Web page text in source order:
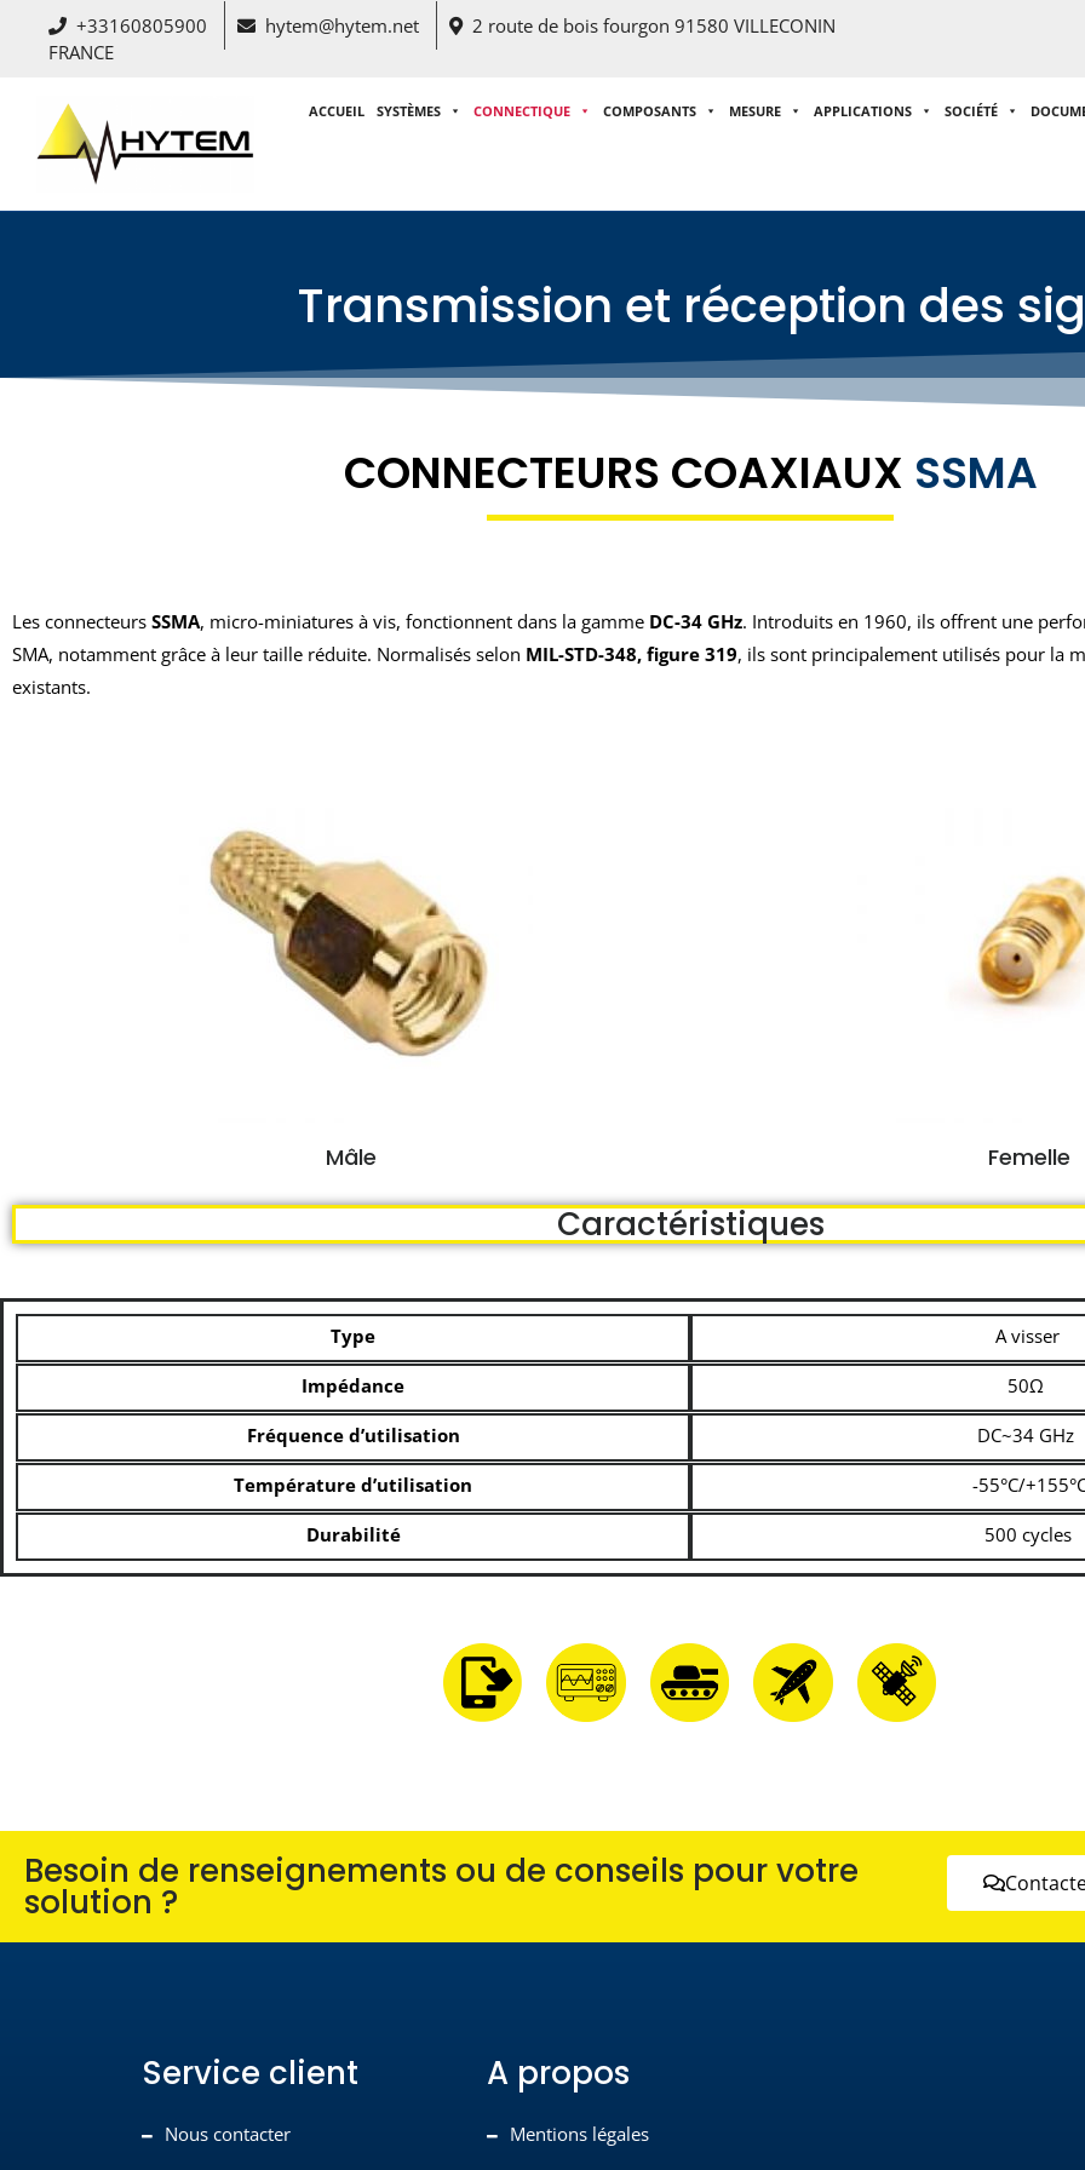
+33160805900 hytem@hytem.net
2 route de bois fourgon 91580 VILLECONIN
FRANCE
ACCUEIL SYSTÈMES CONNECTIQUE COMPOSANTS MESURE APPLICATIONS SOCIÉTÉ
Transmission et réception des
CONNECTEURS COAXIAUX SSMA
Les connecteurs SSMA, micro-miniatures à vis, fonctionnent dans la gamme DC-34 GHz. Introduits en 1960, ils offrent une
SMA, notamment grâce à leur taille réduite. Normalisés selon MIL-STD-348, figure 319, ils sont principalement utilisés pour la
existants.
Mâle Femelle
Caractéristiques
Type A visser
Impédance 50Ω
Fréquence d’utilisation DC~34 GHz
Température d’utilisation -55°C/
Durabilité 500 cycles
Besoin de renseignements ou de conseils pour votre
solution ?
Service client
Nous contacter
A propos
Mentions légales